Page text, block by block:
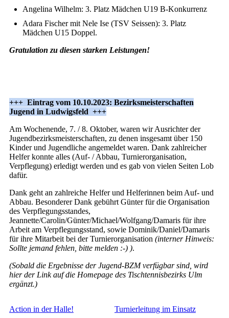
Angelina Wilhelm: 3. Platz Mädchen U19 B-Konkurrenz
Adara Fischer mit Nele Ise (TSV Seissen): 3. Platz
Mädchen U15 Doppel.
Gratulation zu diesen starken Leistungen!
+++ Eintrag vom 10.10.2023: Bezirksmeisterschaften
Jugend in Ludwigsfeld +++
Am Wochenende, 7. / 8. Oktober, waren wir Ausrichter der
Jugendbezirksmeisterschaften, zu denen insgesamt über 150
Kinder und Jugendliche angemeldet waren. Dank zahlreicher
Helfer konnte alles (Auf- / Abbau, Turnierorganisation,
Verpflegung) erledigt werden und es gab von vielen Seiten Lob
dafür.
Dank geht an zahlreiche Helfer und Helferinnen beim Auf- und
Abbau. Besonderer Dank gebührt Günter für die Organisation
des Verpflegungsstandes,
Jeannette/Carolin/Günter/Michael/Wolfgang/Damaris für ihre
Arbeit am Verpflegungsstand, sowie Dominik/Daniel/Damaris
für ihre Mitarbeit bei der Turnierorganisation (interner Hinweis:
Sollte jemand fehlen, bitte melden :-) ).
(Sobald die Ergebnisse der Jugend-BZM verfügbar sind, wird
hier der Link auf die Homepage des Tischtennisbezirks Ulm
ergänzt.)
Action in der Halle! Turnierleitung im Einsatz